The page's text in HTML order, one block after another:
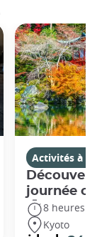
Activités à
journée
8 heures
Kyoto